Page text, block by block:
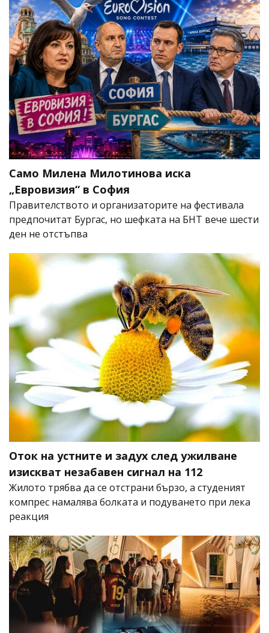
Само Милена Милотинова иска
„Евровизия“ в София
Правителството и организаторите на фестивала
предпочитат Бургас, но шефката на БНТ вече шести
ден не отстъпва
Оток на устните и задух след ужилване
изискват незабавен сигнал на 112
Жилото трябва да се отстрани бързо, а студеният
компрес намалява болката и подуването при лека
реакция